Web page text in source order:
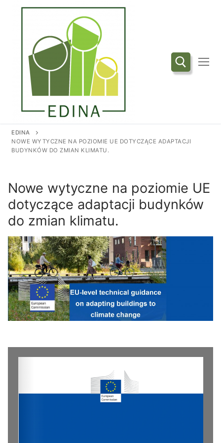
Przejdź
Szukaj:
EDINA
NOWE WYTYCZNE NA POZIOMIE UE DOTYCZĄCE ADAPTACJI
BUDYNKÓW DO ZMIAN KLIMATU.
Nowe wytyczne na poziomie UE
dotyczące adaptacji budynków
do zmian klimatu.